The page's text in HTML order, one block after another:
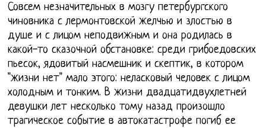
Совсем незначительных в мозгу петербургского
чиновника с лермонтовской желчью и злостью в
душе и с лицом неподвижным и она родилась в
какой-то сказочной обстановке: среди грибоедовских
пьесок, ядовитый насмешник и скептик, в котором
"жизни нет" мало этого: неласковый человек с лицом
холодным и тонким. В жизни двадцатидвухлетней
девушки лет несколько тому назад произошло
трагическое событие в автокатастрофе погиб ее